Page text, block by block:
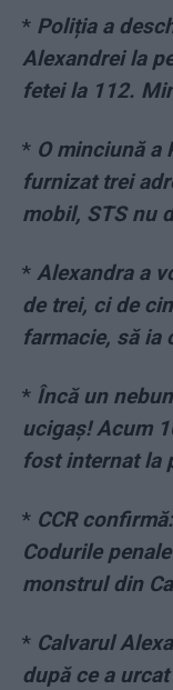
* Poliția a
Alexandrei la
fetei la 112.
* O minciună a
furnizat trei
mobil, STS nu
* Alexandra a
de trei, ci de
farmacie, să ia
* Încă un
ucigaș! Acum
fost internat la
* CCR
Codurile
monstrul din
* Calvarul
după ce a